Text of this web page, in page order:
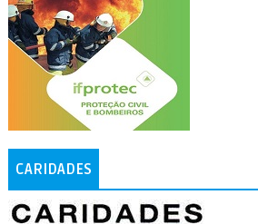
CARIDADES